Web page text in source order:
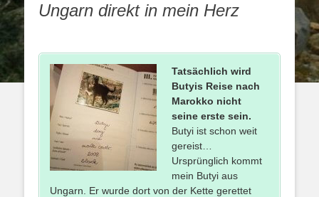
Ungarn direkt in mein Herz
Tatsächlich wird
Butyis Reise nach
Marokko nicht
seine erste sein.
Butyi ist schon weit
gereist…
Ursprünglich kommt
mein Butyi aus
Ungarn. Er wurde dort von der Kette gerettet